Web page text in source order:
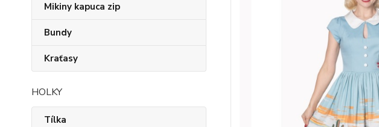
Mikiny kapuca zip
Bundy
Kraťasy
HOLKY
Tílka